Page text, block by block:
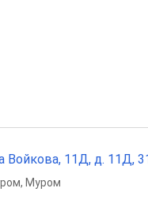
Войкова, 11Д, д. 11Д,
, Муром